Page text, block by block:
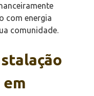
com energia
comunidade.